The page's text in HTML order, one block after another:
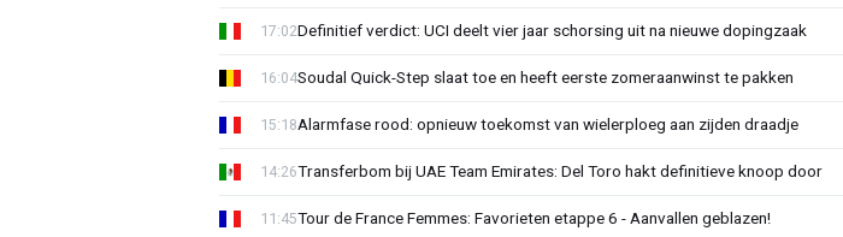
Definitief verdict: UCI deelt vier jaar schorsing uit na nieuwe dopingzaak
17:02
Soudal Quick-Step slaat toe en heeft eerste zomeraanwinst te pakken
16:04
Alarmfase rood: opnieuw toekomst van wielerploeg aan zijden draadje
15:18
Transferbom bij UAE Team Emirates: Del Toro hakt definitieve knoop door
14:26
Tour de France Femmes: Favorieten etappe 6 - Aanvallen geblazen!
11:45